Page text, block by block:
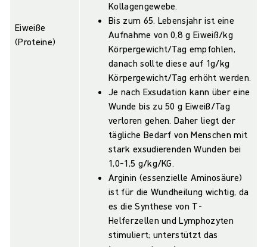
Eiweiße
(Proteine)
Kollagengewebe.
Bis zum 65. Lebensjahr ist eine
Aufnahme von 0,8 g Eiweiß/kg
Körpergewicht/Tag empfohlen,
danach sollte diese auf 1g/kg
Körpergewicht/Tag erhöht werden.
Je nach Exsudation kann über eine
Wunde bis zu 50 g Eiweiß/Tag
verloren gehen. Daher liegt der
tägliche Bedarf von Menschen mit
stark exsudierenden Wunden bei
1,0–1,5 g/kg/KG.
Arginin (essenzielle Aminosäure)
ist für die Wundheilung wichtig, da
es die Synthese von T-
Helferzellen und Lymphozyten
stimuliert; unterstützt das